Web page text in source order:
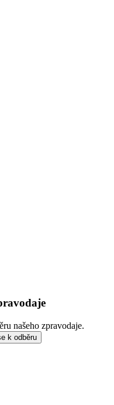
našeho zpravodaje.
k odběru